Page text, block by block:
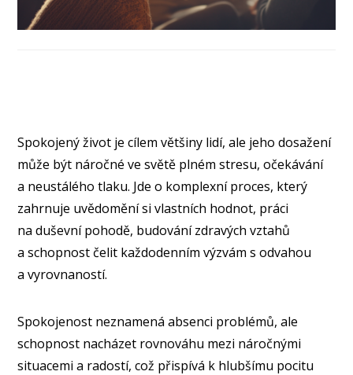
Spokojený život je cílem většiny lidí, ale jeho dosažení
může být náročné ve světě plném stresu, očekávání
a neustálého tlaku. Jde o komplexní proces, který
zahrnuje uvědomění si vlastních hodnot, práci
na duševní pohodě, budování zdravých vztahů
a schopnost čelit každodenním výzvám s odvahou
a vyrovnaností.
Spokojenost neznamená absenci problémů, ale
schopnost nacházet rovnováhu mezi náročnými
situacemi a radostí, což přispívá k hlubšímu pocitu